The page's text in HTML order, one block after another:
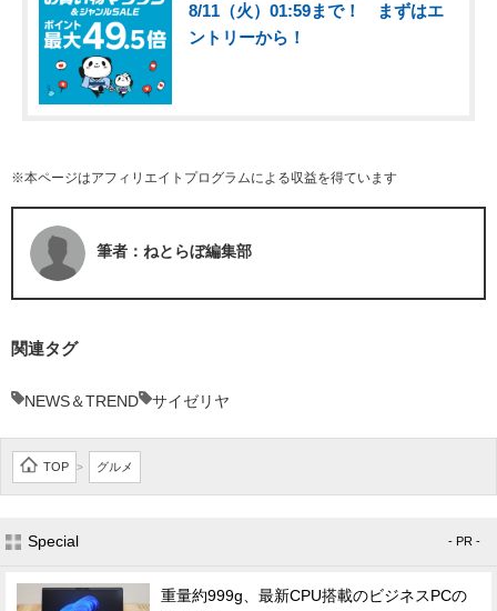
8/11（火）01:59まで！ まずはエ
ントリーから！
※本ページはアフィリエイトプログラムによる収益を得ています
筆者：ねとらぼ編集部
関連タグ
NEWS＆TREND サイゼリヤ
TOP > グルメ
Special - PR -
重量約999g、最新CPU搭載のビジネスPCの